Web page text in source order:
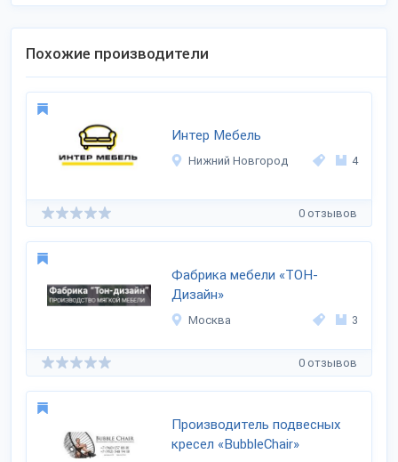
Похожие производители
Интер Мебель
Нижний Новгород 4
0 отзывов
Фабрика мебели «ТОН-
Дизайн»
Москва 3
0 отзывов
Производитель подвесных
кресел «BubbleChair»